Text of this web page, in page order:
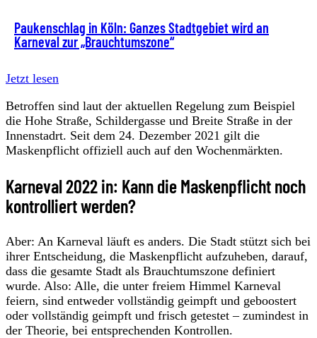
Paukenschlag in Köln: Ganzes Stadtgebiet wird an
Karneval zur „Brauchtumszone“
Jetzt lesen
Betroffen sind laut der aktuellen Regelung zum Beispiel
die Hohe Straße, Schildergasse und Breite Straße in der
Innenstadrt. Seit dem 24. Dezember 2021 gilt die
Maskenpflicht offiziell auch auf den Wochenmärkten.
Karneval 2022 in: Kann die Maskenpflicht noch
kontrolliert werden?
Aber: An Karneval läuft es anders. Die Stadt stützt sich bei
ihrer Entscheidung, die Maskenpflicht aufzuheben, darauf,
dass die gesamte Stadt als Brauchtumszone definiert
wurde. Also: Alle, die unter freiem Himmel Karneval
feiern, sind entweder vollständig geimpft und geboostert
oder vollständig geimpft und frisch getestet – zumindest in
der Theorie, bei entsprechenden Kontrollen.